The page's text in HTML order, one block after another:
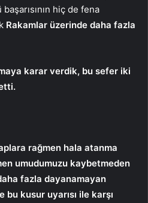
hiç de fena
Rakamlar üzerinde daha fazla
karar verdik, bu sefer iki
rağmen hala atanma
umudumuzu kaybetmeden
fazla dayanamayan
kusur uyarısı ile karşı